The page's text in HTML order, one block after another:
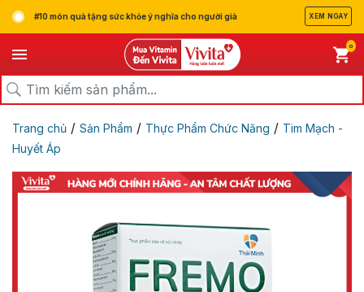
#10 món quà tặng sức khỏe ý nghĩa cho người già XEM NGAY
0
Trang chủ / Sản Phẩm / Thực Phẩm Chức Năng / Tim Mạch -
Huyết Áp